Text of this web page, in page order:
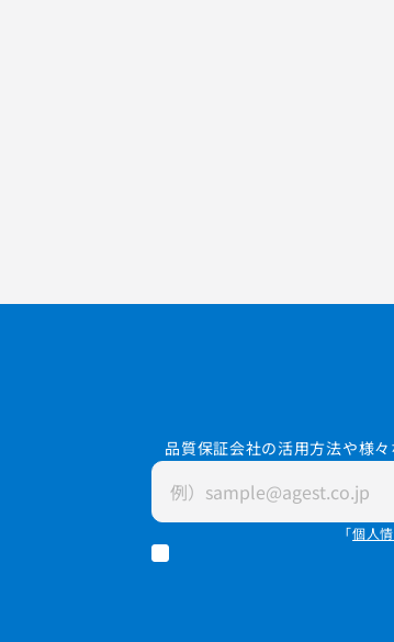
品質保証会社の活用方法や様
「個人